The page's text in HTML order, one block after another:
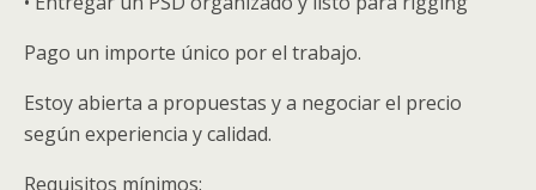
Pago un importe único por el trabajo.
Estoy abierta a propuestas y a negociar el precio
según experiencia y calidad.
Requisitos mínimos: